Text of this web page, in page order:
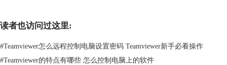
安装 TeamViewer Host，实现对无人值守计算机/服务器的永久访问，或使
显示等 Android 设备，以及实现电池和数据高效使用的 Eco Mode。
对软件的使用有问题，欢迎下载TeamViewer并咨询官方客服400-8765-
读者也访问过这里:
#Teamviewer怎么远程控制电脑设置密码 Teamviewer新手必看操作
#Teamviewer的特点有哪些 怎么控制电脑上的软件